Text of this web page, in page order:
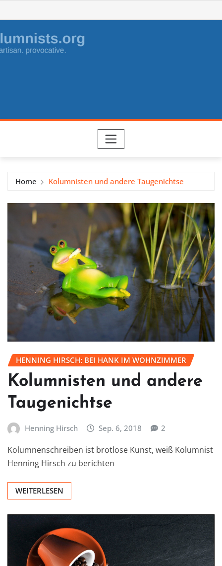
to
content
Home Kolumnisten und andere Taugenichtse
HENNING HIRSCH: BEI HANK IM WOHNZIMMER
Kolumnisten und andere
Taugenichtse
Henning Hirsch Sep. 6, 2018 2
Kolumnenschreiben ist brotlose Kunst, weiß Kolumnist
Henning Hirsch zu berichten
WEITERLESEN